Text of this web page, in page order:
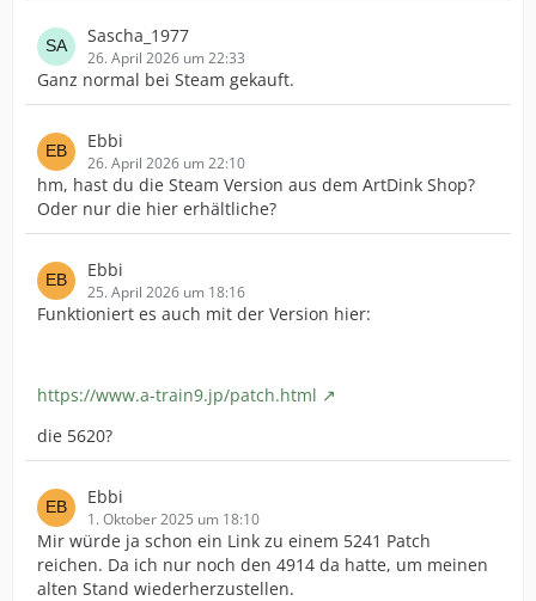
Sascha_1977
26. April 2026 um 22:33
Ganz normal bei Steam gekauft.
Ebbi
26. April 2026 um 22:10
hm, hast du die Steam Version aus dem ArtDink Shop?
Oder nur die hier erhältliche?
Ebbi
25. April 2026 um 18:16
Funktioniert es auch mit der Version hier:
https://www.a-train9.jp/patch.html
die 5620?
Ebbi
1. Oktober 2025 um 18:10
Mir würde ja schon ein Link zu einem 5241 Patch
reichen. Da ich nur noch den 4914 da hatte, um meinen
alten Stand wiederherzustellen.